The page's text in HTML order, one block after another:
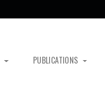
PUBLICATIONS